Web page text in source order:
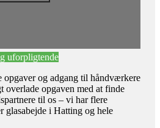
uforpligtende
og adgang til håndværkere
overlade opgaven med at finde
til os – vi har flere
glasabejde i Hatting og hele